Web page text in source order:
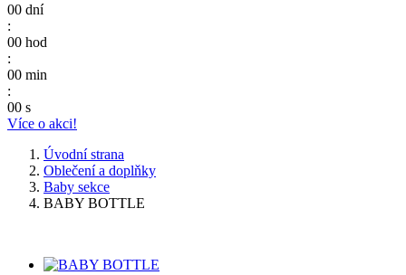
00 dní
:
00 hod
:
00 min
:
00 s
Více o akci!
Úvodní strana
Oblečení a doplňky
Baby sekce
BABY BOTTLE